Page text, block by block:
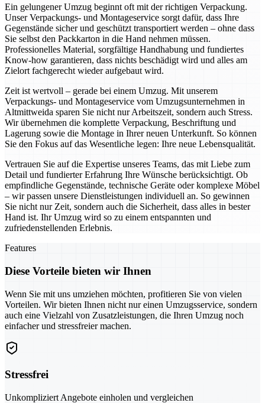
Ein gelungener Umzug beginnt oft mit der richtigen Verpackung.
Unser Verpackungs- und Montageservice sorgt dafür, dass Ihre
Gegenstände sicher und geschützt transportiert werden – ohne dass
Sie selbst den Packkarton in die Hand nehmen müssen.
Professionelles Material, sorgfältige Handhabung und fundiertes
Know-how garantieren, dass nichts beschädigt wird und alles am
Zielort fachgerecht wieder aufgebaut wird.
Zeit ist wertvoll – gerade bei einem Umzug. Mit unserem
Verpackungs- und Montageservice vom Umzugsunternehmen in
Altmittweida sparen Sie nicht nur Arbeitszeit, sondern auch Stress.
Wir übernehmen die komplette Verpackung, Beschriftung und
Lagerung sowie die Montage in Ihrer neuen Unterkunft. So können
Sie den Fokus auf das Wesentliche legen: Ihre neue Lebensqualität.
Vertrauen Sie auf die Expertise unseres Teams, das mit Liebe zum
Detail und fundierter Erfahrung Ihre Wünsche berücksichtigt. Ob
empfindliche Gegenstände, technische Geräte oder komplexe Möbel
– wir passen unsere Dienstleistungen individuell an. So gewinnen
Sie nicht nur Zeit, sondern auch die Sicherheit, dass alles in bester
Hand ist. Ihr Umzug wird so zu einem entspannten und
zufriedenstellenden Erlebnis.
Features
Diese Vorteile bieten wir Ihnen
Wenn Sie mit uns umziehen möchten, profitieren Sie von vielen
Vorteilen. Wir bieten Ihnen nicht nur einen Umzugsservice, sondern
auch eine Vielzahl von Zusatzleistungen, die Ihren Umzug noch
einfacher und stressfreier machen.
Stressfrei
Unkompliziert Angebote einholen und vergleichen